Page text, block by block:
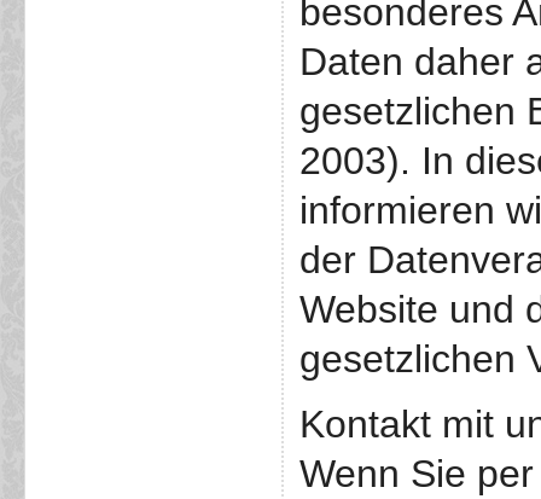
besonderes
Daten daher
gesetzlichen
2003). In
informieren
der
Website und
gesetzlichen
Kontakt mit
Wenn Sie